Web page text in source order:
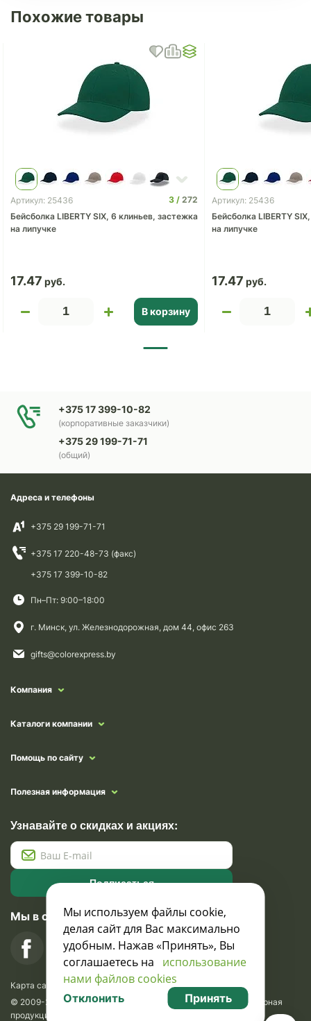
Похожие товары
Артикул: 25436 3
272
Бейсболка LIBERTY SIX, 6 клиньев, застежка
на липучке
17.47
В корзину
Артикул: 25436
Бейсболка LIBERTY
на липучке
17.47
+375 17 399-10-82
(корпоративные заказчики)
+375 29 199-71-71
(общий)
Адреса и телефоны
+375 29 199-71-71
+375 17 220-48-73 (факс)
+375 17 399-10-82
Пн–Пт: 9:00–18:00
г. Минск, ул. Железнодорожная, дом 44, офис 263
gifts@colorexpress.by
Компания
Каталоги компании
Помощь по сайту
Полезная информация
Узнавайте о скидках и акциях:
Подписаться
Мы в социальных сетях
Карта сайта
© 2009-2026 Krasavik.by. Сувениры оптом. Рекламно-сувенирная
продукция и сувениры с логотипом. УНН 100873745, ООО
Мы используем файлы cookie,
делая сайт для Вас максимально
удобным. Нажав «Принять», Вы
соглашаетесь на использование
нами файлов cookies
Отклонить Принять